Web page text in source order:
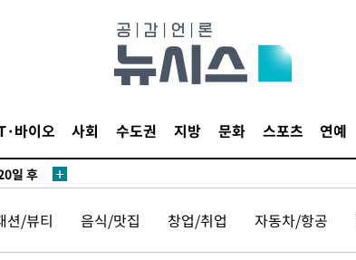
바이오 사회 수도권 지방 문화 스포츠 연예
일 후
일 후
션/뷰티 음식/맛집 창업/취업 자동차/항공